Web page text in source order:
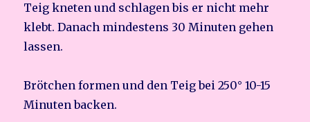
Teig kneten und schlagen bis er nicht mehr
klebt. Danach mindestens 30 Minuten gehen
lassen.
Brötchen formen und den Teig bei 250° 10-15
Minuten backen.